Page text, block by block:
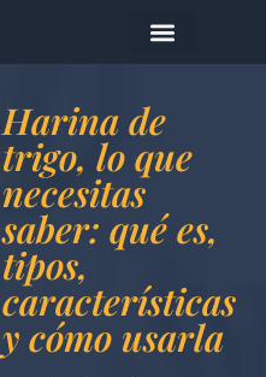
Harina de
trigo, lo que
necesitas
saber: qué es,
tipos,
características
y cómo usarla